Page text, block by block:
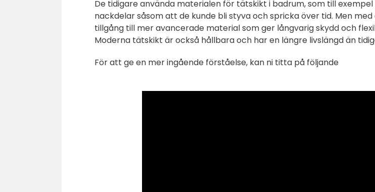
De tidigare använda materialen för tätskikt i badrum, som till exempel
nackdelar såsom att de kunde bli styva och spricka över tid. Men
tillgång till mer avancerade material som ger långvarig skydd och
Moderna tätskikt är också hållbara och har en längre livslängd än
För att ge en mer ingående förståelse, kan ni titta på följande